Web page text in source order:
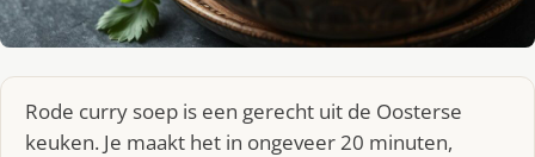
Rode curry soep is een gerecht uit de Oosterse
keuken. Je maakt het in ongeveer 20 minuten,